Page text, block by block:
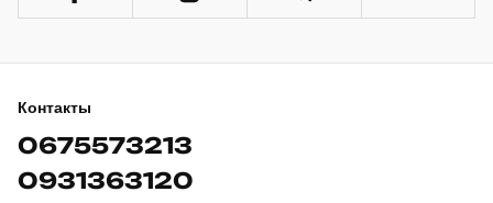
Контакты
0675573213
0931363120